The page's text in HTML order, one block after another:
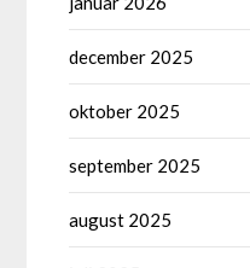
december 2025
oktober 2025
september 2025
august 2025